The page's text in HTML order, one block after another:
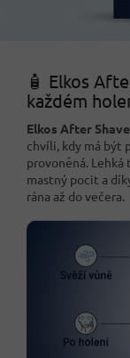
🧴 Elkos
každém
Elkos After
chvíli, kdy má být
provoněná.
mastný pocit a
rána až do večera.